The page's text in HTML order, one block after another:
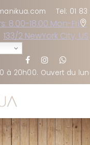
Tel: 01
8.00-18.00 Mon-Fri
133/2 NewYork City, US
à 20h00. Ouvert du